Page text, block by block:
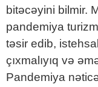
bitəcəyini bilmir.
pandemiya
təsir edib,
çıxmalıyıq və
Pandemiya